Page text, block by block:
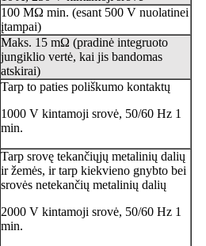
100 MΩ min. (esant 500 V nuolatinei
įtampai)
Maks. 15 mΩ (pradinė integruoto
jungiklio vertė, kai jis bandomas
atskirai)
Tarp to paties poliškumo kontaktų
1000 V kintamoji srovė, 50/60 Hz 1
min.
Tarp srovę tekančiųjų metalinių dalių
ir žemės, ir tarp kiekvieno gnybto bei
srovės netekančių metalinių dalių
2000 V kintamoji srovė, 50/60 Hz 1
min.